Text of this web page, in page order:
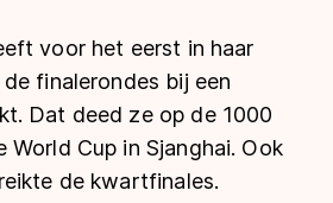
voor het eerst in haar
finalerondes bij een
Dat deed ze op de 1000
World Cup in Sjanghai. Ook
de kwartfinales.